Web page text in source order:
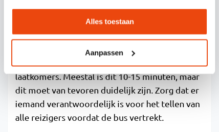
Alles toestaan
Aanpassen
deel eventueel een locatiepin via WhatsApp.
Maak afspraken over hoe lang de bus wacht op
laatkomers. Meestal is dit 10-15 minuten, maar
dit moet van tevoren duidelijk zijn. Zorg dat er
iemand verantwoordelijk is voor het tellen van
alle reizigers voordat de bus vertrekt.